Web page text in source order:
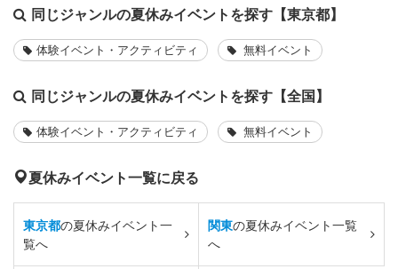
同じジャンルの夏休みイベントを探す【東京都】
体験イベント・アクティビティ 無料イベント
同じジャンルの夏休みイベントを探す【全国】
体験イベント・アクティビティ 無料イベント
夏休みイベント一覧に戻る
東京都の夏休みイベント一
覧へ
関東の夏休みイベント一覧
へ